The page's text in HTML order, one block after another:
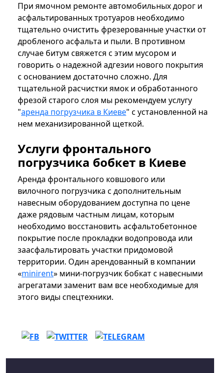
При ямочном ремонте автомобильных дорог и
асфальтированных тротуаров необходимо
тщательно очистить фрезерованные участки от
дробленого асфальта и пыли. В противном
случае битум свяжется с этим мусором и
говорить о надежной адгезии нового покрытия
с основанием достаточно сложно. Для
тщательной расчистки ямок и обработанного
фрезой старого слоя мы рекомендуем услугу
"аренда погрузчика в Киеве" с установленной на
нем механизированной щеткой.
Услуги фронтального
погрузчика бобкет в Киеве
Аренда фронтального ковшового или
вилочного погрузчика с дополнительным
навесным оборудованием доступна по цене
даже рядовым частным лицам, которым
необходимо восстановить асфальтобетонное
покрытие после прокладки водопровода или
заасфальтировать участки придомовой
территории. Один арендованный в компании
«minirent» мини-погрузчик бобкат с навесными
агрегатами заменит вам все необходимые для
этого виды спецтехники.